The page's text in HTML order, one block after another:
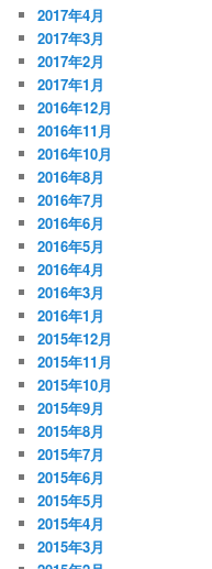
2017年4月
2017年3月
2017年2月
2017年1月
2016年12月
2016年11月
2016年10月
2016年8月
2016年7月
2016年6月
2016年5月
2016年4月
2016年3月
2016年1月
2015年12月
2015年11月
2015年10月
2015年9月
2015年8月
2015年7月
2015年6月
2015年5月
2015年4月
2015年3月